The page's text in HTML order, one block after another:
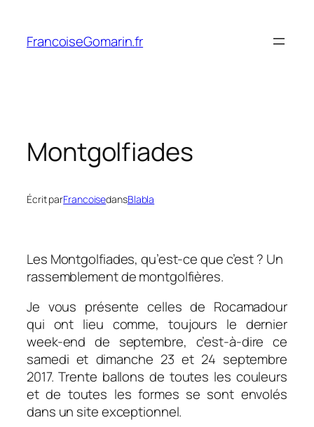
contenu
FrancoiseGomarin.fr
Montgolfiades
Écrit parFrancoisedansBlabla
Les Montgolfiades, qu’est-ce que c’est ? Un
rassemblement de montgolfières.
Je vous présente celles de Rocamadour
qui ont lieu comme, toujours le dernier
week-end de septembre, c’est-à-dire ce
samedi et dimanche 23 et 24 septembre
2017. Trente ballons de toutes les couleurs
et de toutes les formes se sont envolés
dans un site exceptionnel.